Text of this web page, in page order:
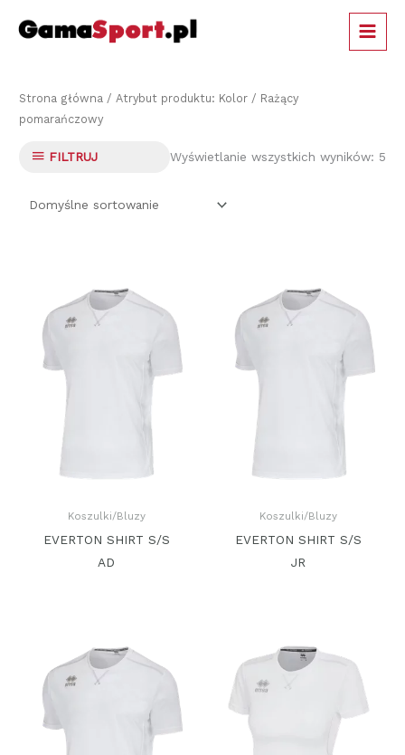
MAIN
Strona główna / Atrybut produktu: Kolor / Rażący
pomarańczowy
FILTRUJ Wyświetlanie wszystkich wyników: 5
Koszulki/Bluzy
EVERTON SHIRT S/S
AD
Koszulki/Bluzy
EVERTON SHIRT S/S
JR